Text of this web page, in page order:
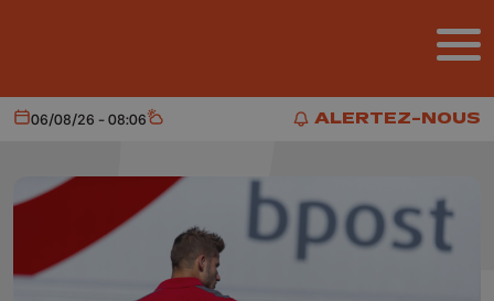
ALERTEZ-NOUS
ALERTEZ-NOUS
Aujourd'hui
06/08/26 - 08:06 Météo